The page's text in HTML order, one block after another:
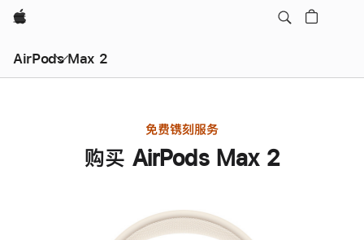
Apple
AirPods Max 2
免费镌刻服务
购买 AirPods Max 2